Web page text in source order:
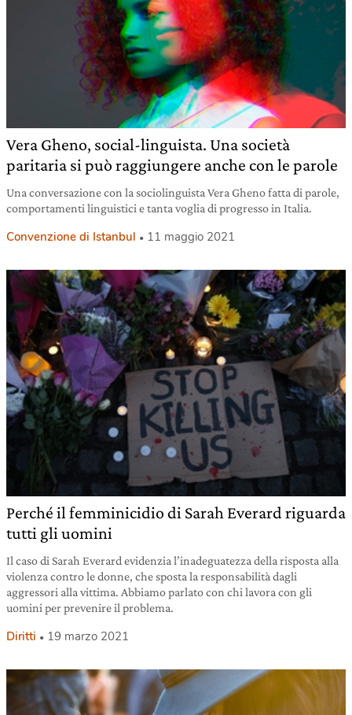
Vera Gheno, social-linguista. Una società
paritaria si può raggiungere anche con le parole
Una conversazione con la sociolinguista Vera Gheno fatta di parole,
comportamenti linguistici e tanta voglia di progresso in Italia.
Convenzione di Istanbul 11 maggio 2021
Perché il femminicidio di Sarah Everard riguarda
tutti gli uomini
Il caso di Sarah Everard evidenzia l’inadeguatezza della risposta alla
violenza contro le donne, che sposta la responsabilità dagli
aggressori alla vittima. Abbiamo parlato con chi lavora con gli
uomini per prevenire il problema.
Diritti 19 marzo 2021